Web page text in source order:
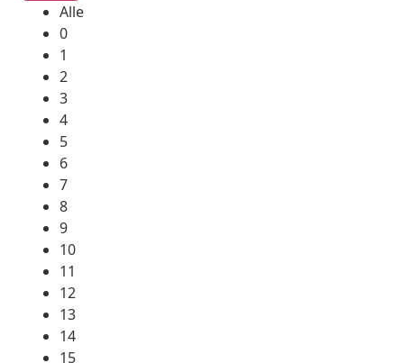
Alle
0
1
2
3
4
5
6
7
8
9
10
11
12
13
14
15